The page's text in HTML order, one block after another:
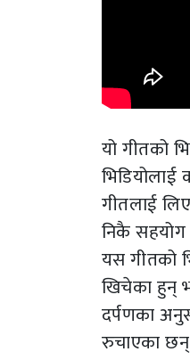
यो गीतको
भिडियोलाई
गीतलाई
निकै सहयोग
यस गीतको
खिचेका हुन्
दर्पणका
रुचाएका छन्